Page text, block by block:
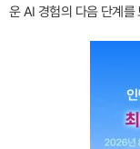
운 AI 경험의 다음 단계를